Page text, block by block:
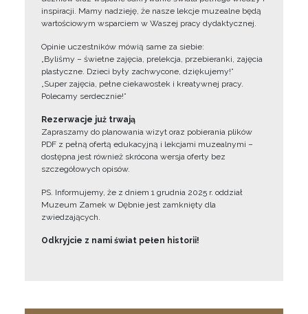
inspiracji. Mamy nadzieję, że nasze lekcje muzealne będą
wartościowym wsparciem w Waszej pracy dydaktycznej.
Opinie uczestników mówią same za siebie:
„Byliśmy – świetne zajęcia, prelekcja, przebieranki, zajęcia
plastyczne. Dzieci były zachwycone, dziękujemy!”
„Super zajęcia, pełne ciekawostek i kreatywnej pracy.
Polecamy serdecznie!”
Rezerwacje już trwają
Zapraszamy do planowania wizyt oraz pobierania plików
PDF z pełną ofertą edukacyjną i lekcjami muzealnymi –
dostępna jest również skrócona wersja oferty bez
szczegółowych opisów.
PS. Informujemy, że z dniem 1 grudnia 2025 r. oddział
Muzeum Zamek w Dębnie jest zamknięty dla
zwiedzających.
Odkryjcie z nami świat pełen historii!